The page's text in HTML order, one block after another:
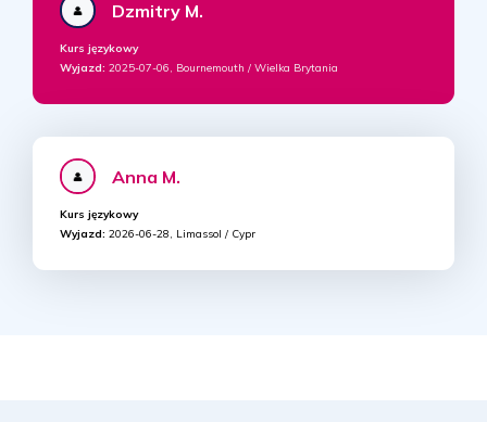
Dzmitry M.
Kurs językowy
Wyjazd: 2025-07-06, Bournemouth / Wielka Brytania
Anna M.
Kurs językowy
Wyjazd: 2026-06-28, Limassol / Cypr